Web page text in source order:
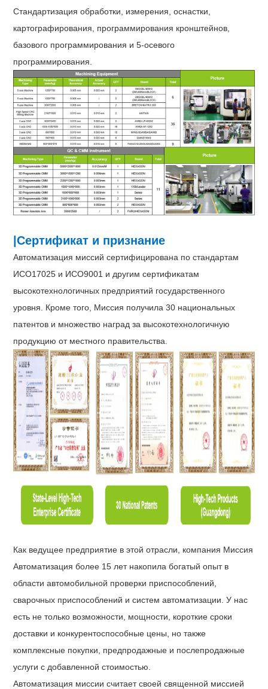
Стандартизация обработки, измерения, оснастки,
картографирования, программирования кронштейнов,
базового программирования и 5-осевого
программирования.
|Сертификат и признание
Автоматизация миссий сертифицирована по стандартам
ИСО17025 и ИСО9001 и другим сертификатам
высокотехнологичных предприятий государственного
уровня. Кроме того, Миссия получила 30 национальных
патентов и множество наград за высокотехнологичную
продукцию от местного правительства.
Как ведущее предприятие в этой отрасли, компания Миссия
Автоматизация более 15 лет накопила богатый опыт в
области автомобильной проверки приспособлений,
сварочных приспособлений и систем автоматизации. У нас
есть не только возможности, мощности, короткие сроки
доставки и конкурентоспособные цены, но также
комплексные покупки, предпродажные и послепродажные
услуги с добавленной стоимостью.
Автоматизация миссии считает своей священной миссией